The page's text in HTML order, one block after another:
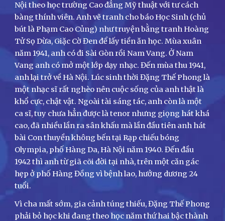
Nội theo học trường Cao đẳng Mỹ thuật với tư cách
bàng thính viên. Anh vẽ tranh cho báo Học Sinh (chủ
bút là Phạm Cao Củng) như truyện bằng tranh Hoàng
Tử Sọ Dừa, Giặc Cờ Đen để lấy tiền ăn học. Mùa xuân
năm 1941, anh có đi Sài Gòn rồi Nam Vang. Ở Nam
Vang anh có mở một lớp dạy nhạc. Đến mùa thu 1941,
anh lại trở về Hà Nội. Lúc sinh thời Đặng Thế Phong là
một nhạc sĩ rất nghèo nên cuộc sống của anh thật là
khổ cực, chật vật. Ngoài tài sáng tác, anh còn là một
ca sĩ, tuy chưa hẳn được là tenor nhưng giọng hát khá
cao, đã nhiều lần ra sân khấu mà lần đầu tiên anh hát
bài Con thuyền không bến tại Rạp chiếu bóng
Olympia, phố Hàng Da, Hà Nội năm 1940. Đến đầu
1942 thì anh từ giã cõi đời tại nhà, trên một căn gác
hẹp ở phố Hàng Đồng vì bệnh lao, hưởng dương 24
tuổi.
Vì cha mất sớm, gia cảnh túng thiếu, Đặng Thế Phong
phải bỏ học khi đang theo học năm thứ hai bậc thành